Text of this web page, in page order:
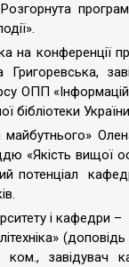
на
ОПП
бібліотеки
майбутнього»
«Якість вищої
потенціал
і
завідувач